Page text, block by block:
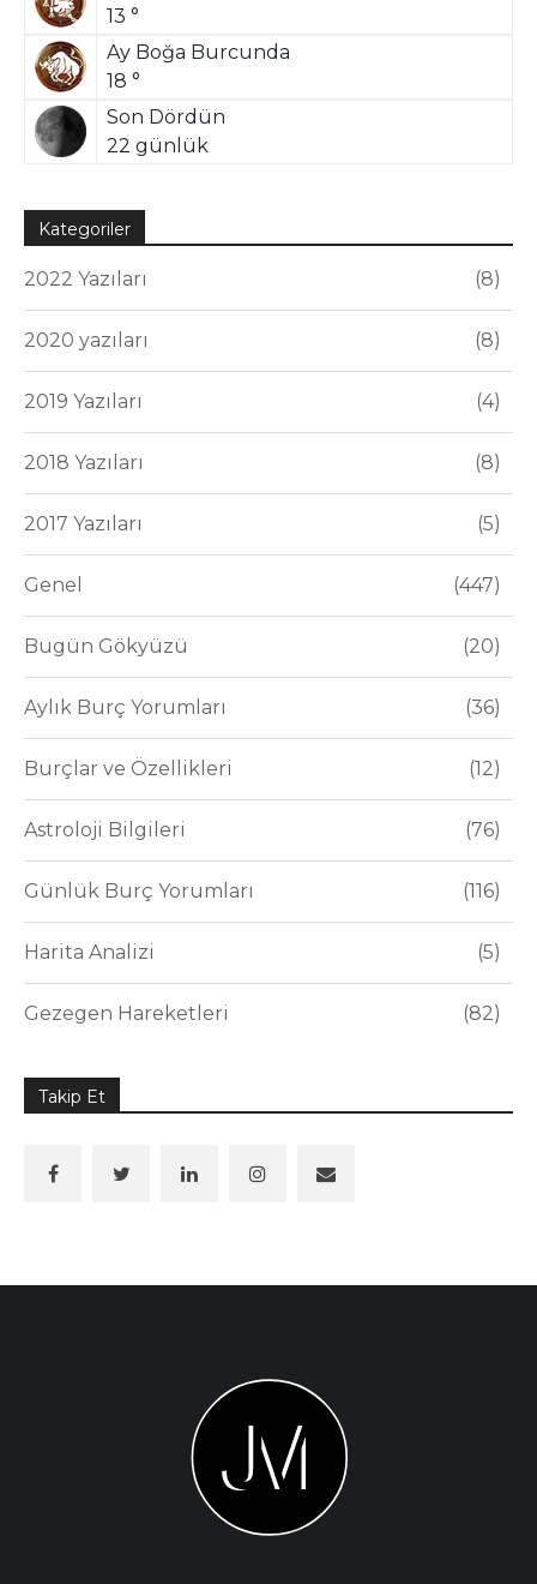
13 °
Ay Boğa Burcunda
18 °
Son Dördün
22 günlük
Kategoriler
2022 Yazıları 8
2020 yazıları 8
2019 Yazıları 4
2018 Yazıları 8
2017 Yazıları 5
Genel 447
Bugün Gökyüzü 20
Aylık Burç Yorumları 36
Burçlar ve Özellikleri 12
Astroloji Bilgileri 76
Günlük Burç Yorumları 116
Harita Analizi 5
Gezegen Hareketleri 82
Takip Et